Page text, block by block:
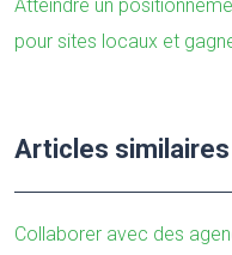
Atteindre un
pour sites locaux et
Articles similaires
Collaborer avec des